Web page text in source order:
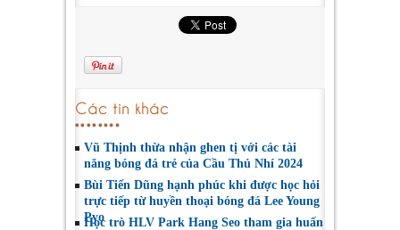
Các tin khác
Vũ Thịnh thừa nhận ghen tị với các tài
năng bóng đá trẻ của Cầu Thủ Nhí 2024
Bùi Tiến Dũng hạnh phúc khi được học hỏi
trực tiếp từ huyền thoại bóng đá Lee Young
Pyo
Học trò HLV Park Hang Seo tham gia huấn